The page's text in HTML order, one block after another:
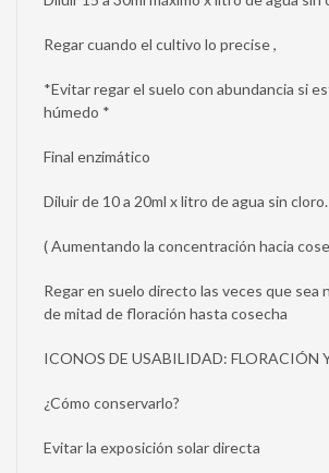
Regar cuando el cultivo lo precise ,
*Evitar regar el suelo con abundancia si
húmedo *
Final enzimático
Diluir de 10 a 20ml x litro de agua sin cloro.
( Aumentando la concentración hacia
Regar en suelo directo las veces que sea
de mitad de floración hasta cosecha
ICONOS DE USABILIDAD: FLORACIÓN
¿Cómo conservarlo?
Evitar la exposición solar directa